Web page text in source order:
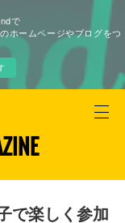
で
ホームページやブログをつ
で楽しく参加